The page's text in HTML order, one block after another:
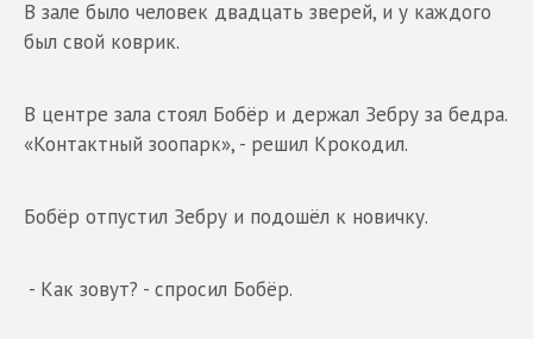
В зале было человек двадцать зверей, и у каждого
был свой коврик.
В центре зала стоял Бобёр и держал Зебру за бедра.
«Контактный зоопарк», - решил Крокодил.
Бобёр отпустил Зебру и подошёл к новичку.
- Как зовут? - спросил Бобёр.